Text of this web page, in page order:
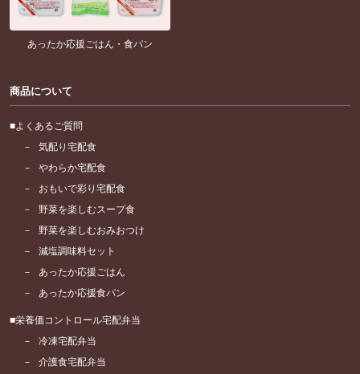
あったか応援ごはん・食パン
商品について
よくあるご質問
気配り宅配食
やわらか宅配食
おもいで彩り宅配食
野菜を楽しむスープ食
野菜を楽しむおみおつけ
減塩調味料セット
あったか応援ごはん
あったか応援食パン
栄養価コントロール宅配弁当
冷凍宅配弁当
介護食宅配弁当